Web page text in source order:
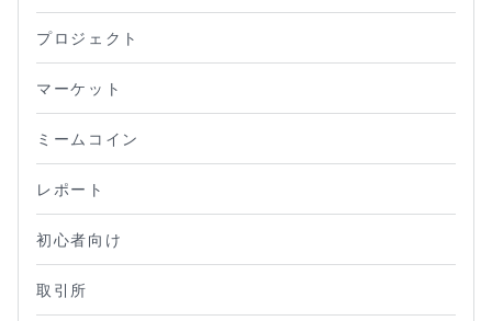
プロジェクト
マーケット
ミームコイン
レポート
初心者向け
取引所